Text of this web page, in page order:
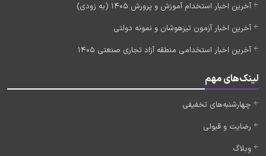
آخرین اخبار استخدام آموزش و پرورش 1405 (به زودی)
آخرین اخبار آزمون تیزهوشان و نمونه دولتی
آخرین اخبار استخدامی منطقه آزاد تجاری صنعتی 1405
لینک‌های مهم
چهارشنبه‌های تخفیفی
رضایت و قبولی
وبلاگ